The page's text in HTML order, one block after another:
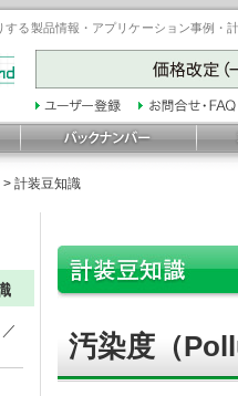
する製品情報・アプリケーション事例
> 計装豆知識
汚染度（